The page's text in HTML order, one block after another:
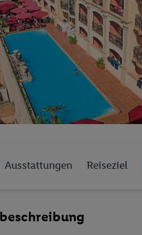
Ausstattungen Reiseziel